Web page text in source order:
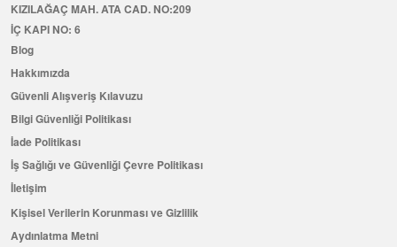
KIZILAĞAÇ MAH. ATA CAD. NO:209
İÇ KAPI NO: 6
Blog
Hakkımızda
Güvenli Alışveriş Kılavuzu
Bilgi Güvenliği Politikası
İade Politikası
İş Sağlığı ve Güvenliği Çevre Politikası
İletişim
Kişisel Verilerin Korunması ve Gizlilik
Aydınlatma Metni